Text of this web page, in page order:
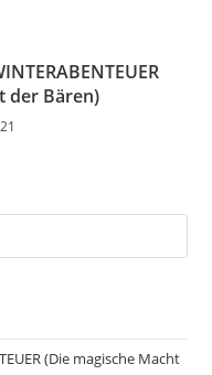
der Bären)
(Die magische Macht